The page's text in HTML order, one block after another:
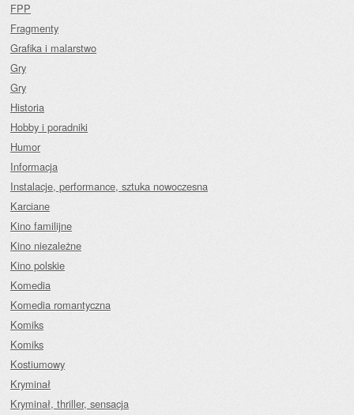
FPP
Fragmenty
Grafika i malarstwo
Gry
Gry
Historia
Hobby i poradniki
Humor
Informacja
Instalacje, performance, sztuka nowoczesna
Karciane
Kino familijne
Kino niezależne
Kino polskie
Komedia
Komedia romantyczna
Komiks
Komiks
Kostiumowy
Kryminał
Kryminał, thriller, sensacja